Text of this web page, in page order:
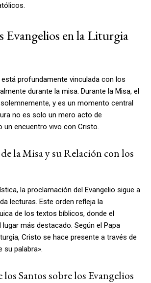
Evangelios en la Liturgia
profundamente vinculada con los
durante la misa. Durante la Misa, el
y es un momento central
no es solo un mero acto de
un encuentro vivo con Cristo.
la Misa y su Relación con los
la proclamación del Evangelio sigue a
lecturas. Este orden refleja la
de los textos bíblicos, donde el
lugar más destacado. Según el Papa
Cristo se hace presente a través de
su palabra».
los Santos sobre los Evangelios